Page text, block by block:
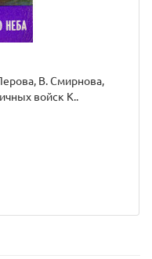
В. Смирнова,
войск К..